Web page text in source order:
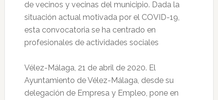
de vecinos y vecinas del municipio. Dada la
situación actual motivada por el COVID-19,
esta convocatoria se ha centrado en
profesionales de actividades sociales
Vélez-Málaga, 21 de abril de 2020. El
Ayuntamiento de Vélez-Málaga, desde su
delegación de Empresa y Empleo, pone en